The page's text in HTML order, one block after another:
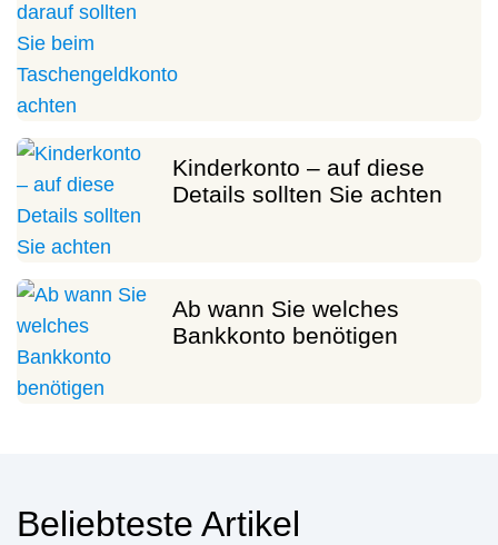
Kinderkonto – auf diese
Details sollten Sie achten
Ab wann Sie welches
Bankkonto benötigen
Beliebteste Artikel